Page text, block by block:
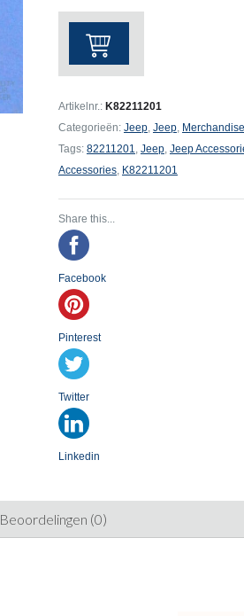
Jeep
Embleem
Authentic
Artikelnr.: K82211201
Categorieën: Jeep, Jeep, Merchandise
Tags: 82211201 Jeep, Jeep
Accessories, K82211201
Share this...
Facebook
Pinterest
Twitter
Linkedin
Beoordelingen (0)